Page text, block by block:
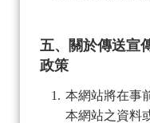
五、關於傳送宣
政策
本網站將在事
本網站之資料